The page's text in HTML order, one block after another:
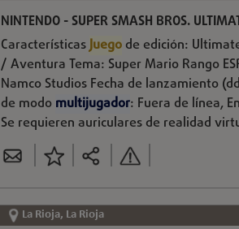
NINTENDO - SUPER SMASH BROS.
CaracterísticasJuego de edición:
/ Aventura Tema: Super Mario Rango
Namco Studios Fecha de lanzamiento
de modo multijugador: Fuera de línea,
Se requieren auriculares de realidad
La Rioja, La Rioja